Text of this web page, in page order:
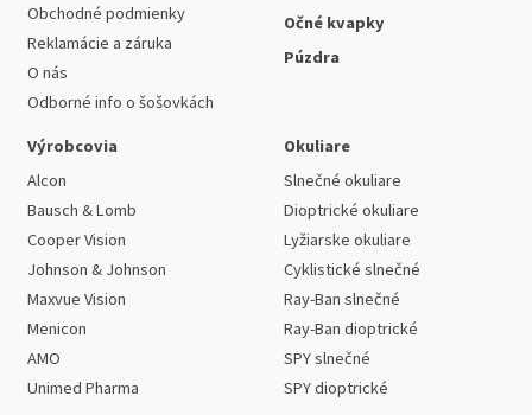
Obchodné podmienky
Reklamácie a záruka
O nás
Odborné info o šošovkách
Očné kvapky
Púzdra
Výrobcovia
Alcon
Bausch & Lomb
Cooper Vision
Johnson & Johnson
Maxvue Vision
Menicon
AMO
Unimed Pharma
Okuliare
Slnečné okuliare
Dioptrické okuliare
Lyžiarske okuliare
Cyklistické slnečné
Ray-Ban slnečné
Ray-Ban dioptrické
SPY slnečné
SPY dioptrické